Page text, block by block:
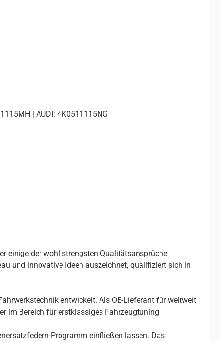
| AUDI: 4K0511115NG
einige der wohl strengsten Qualitätsansprüche
und innovative Ideen auszeichnet, qualifiziert sich in
entwickelt. Als OE-Lieferant für weltweit
im Bereich für erstklassiges Fahrzeugtuning.
Programm einfließen lassen. Das